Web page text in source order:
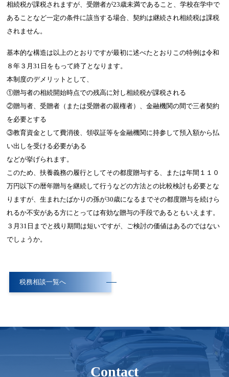
相続税が課税されますが、受贈者が23歳未満であること、学校在学中で
あることなど一定の条件に該当する場合、契約は継続され相続税は課税
されません。
基本的な構造は以上のとおりですが最初に述べたとおりこの特例は令和
８年３月31日をもって終了となります。
本制度のデメリットとして、
①贈与者の相続開始時点での残高に対し相続税が課税される
②贈与者、受贈者（または受贈者の親権者）、金融機関の間で三者契約
を必要とする
③教育資金として費消後、領収証等を金融機関に持参して預入額から払
い出しを受ける必要がある
などが挙げられます。
このため、扶養義務の履行としてその都度贈与する、または年間１１０
万円以下の暦年贈与を継続して行うなどの方法との比較検討も必要とな
りますが、生まれたばかりの孫が30歳になるまでその都度贈与を続けら
れるか不安がある方にとっては有効な贈与の手段であるともいえます。
３月31日までと残り期間は短いですが、ご検討の価値はあるのではない
でしょうか。
税務相談一覧へ
Contact